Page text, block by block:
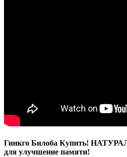
Гинкго Билоба Купить!
для улучшение памяти!